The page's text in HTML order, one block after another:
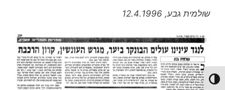
מתג ניגודיות גבוהה
שולמית גבע, 12.4.1996